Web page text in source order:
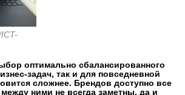
оптимально сбалансированного
задач, так и для повседневной
сложнее. Брендов доступно все
ними не всегда заметны, да и